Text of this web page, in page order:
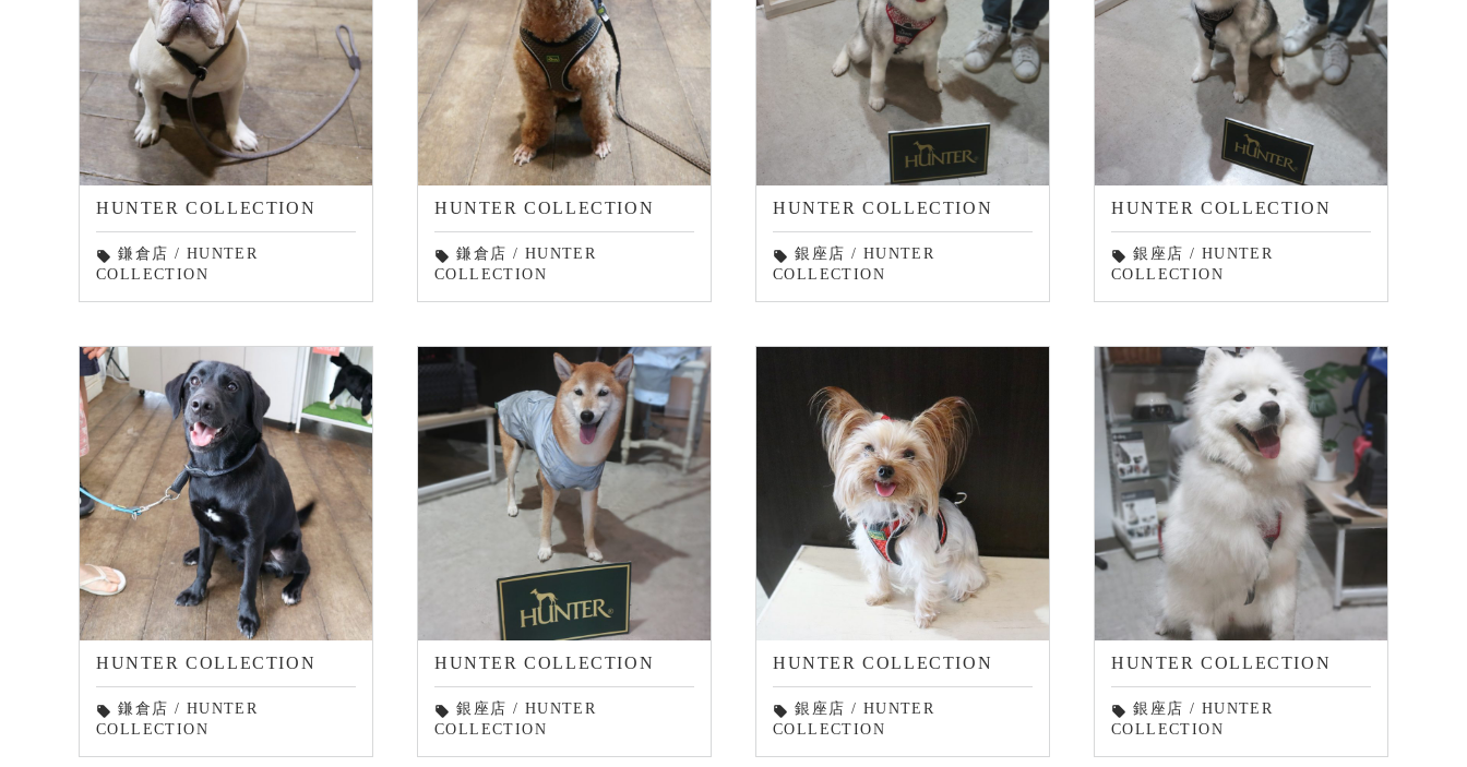
HUNTER COLLECTION
local_offer 鎌倉店 / HUNTER
COLLECTION
HUNTER COLLECTION
local_offer 鎌倉店 / HUNTER
COLLECTION
HUNTER COLLECTION
local_offer 銀座店 / HUNTER
COLLECTION
HUNTER COLLECTION
local_offer 銀座店 / HUNTER
COLLECTION
HUNTER COLLECTION
local_offer 鎌倉店 / HUNTER
COLLECTION
HUNTER COLLECTION
local_offer 銀座店 / HUNTER
COLLECTION
HUNTER COLLECTION
local_offer 銀座店 / HUNTER
COLLECTION
HUNTER COLLECTION
local_offer 銀座店 / HUNTER
COLLECTION